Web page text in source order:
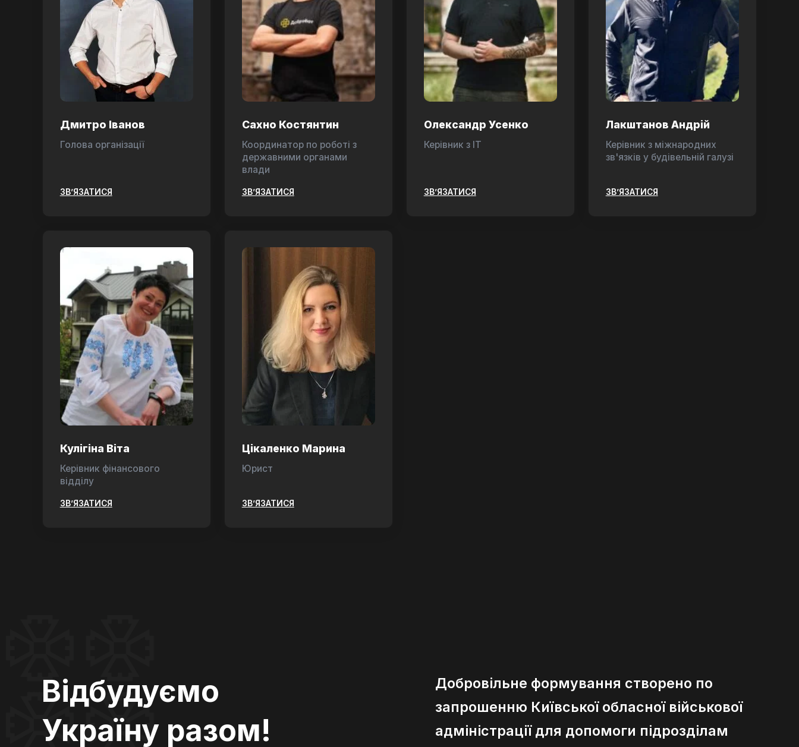
Дмитро Іванов
Голова організації
ЗВ’ЯЗАТИСЯ
Сахно Костянтин
Координатор по роботі з
державними органами
влади
ЗВ’ЯЗАТИСЯ
Олександр Усенко
Керівник з ІТ
ЗВ’ЯЗАТИСЯ
Лакштанов Андрій
Керівник з міжнародних
зв'язків у будівельній галузі
ЗВ’ЯЗАТИСЯ
Кулігіна Віта
Керівник фінансового
відділу
ЗВ’ЯЗАТИСЯ
Цікаленко Марина
Юрист
ЗВ’ЯЗАТИСЯ
Відбудуємо
Україну разом!
Добровільне формування створено по
запрошенню Київської обласної військової
адміністрації для допомоги підрозділам